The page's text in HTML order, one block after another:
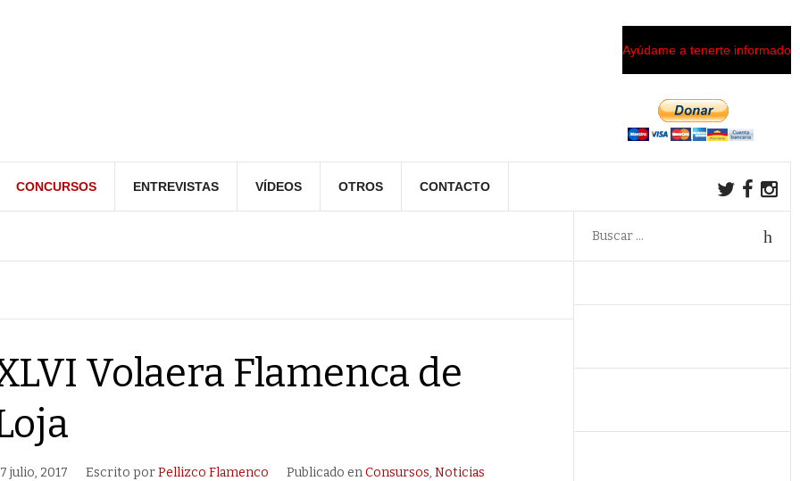
Ayúdame a tenerte informado
CONCURSOS ENTREVISTAS VÍDEOS OTROS CONTACTO
Volaera Flamenca de
julio, 2017 Escrito porPellizco Flamenco Publicado enConsursos,Noticias